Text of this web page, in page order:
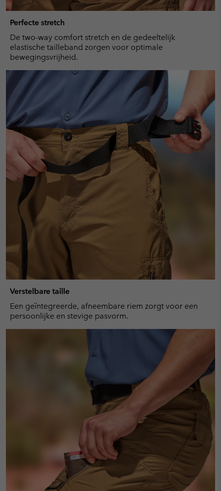
Perfecte stretch
De two-way comfort stretch en de gedeeltelijk
elastische tailleband zorgen voor optimale
bewegingsvrijheid.
Verstelbare taille
Een geïntegreerde, afneembare riem zorgt voor een
persoonlijke en stevige pasvorm.